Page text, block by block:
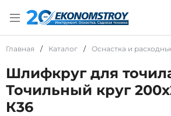
Главная / Каталог / Оснастка и
Шлифкруг для
Точильный круг
К36